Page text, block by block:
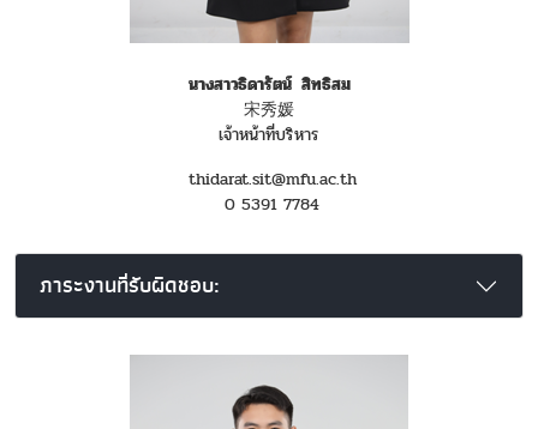
นางสาวธิดารัตน์ สิทธิสม
宋秀媛
เจ้าหน้าที่บริหาร
thidarat.sit@mfu.ac.th
0 5391 7784
ภาระงานที่รับผิดชอบ: